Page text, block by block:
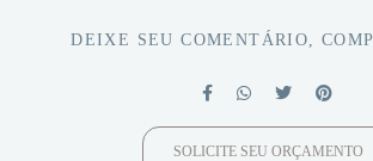
DEIXE SEU COMENTÁRIO,
SOLICITE SEU ORÇAMENTO